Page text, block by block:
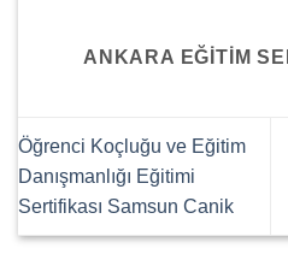
ANKARA EĞITIM
Öğrenci Koçluğu ve Eğitim
Danışmanlığı Eğitimi
Sertifikası Samsun Canik